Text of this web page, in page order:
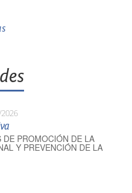
DE PROMOCIÓN DE LA
Y PREVENCIÓN DE LA